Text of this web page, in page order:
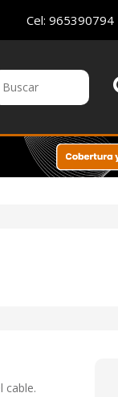
Cel: 965390794
cable.